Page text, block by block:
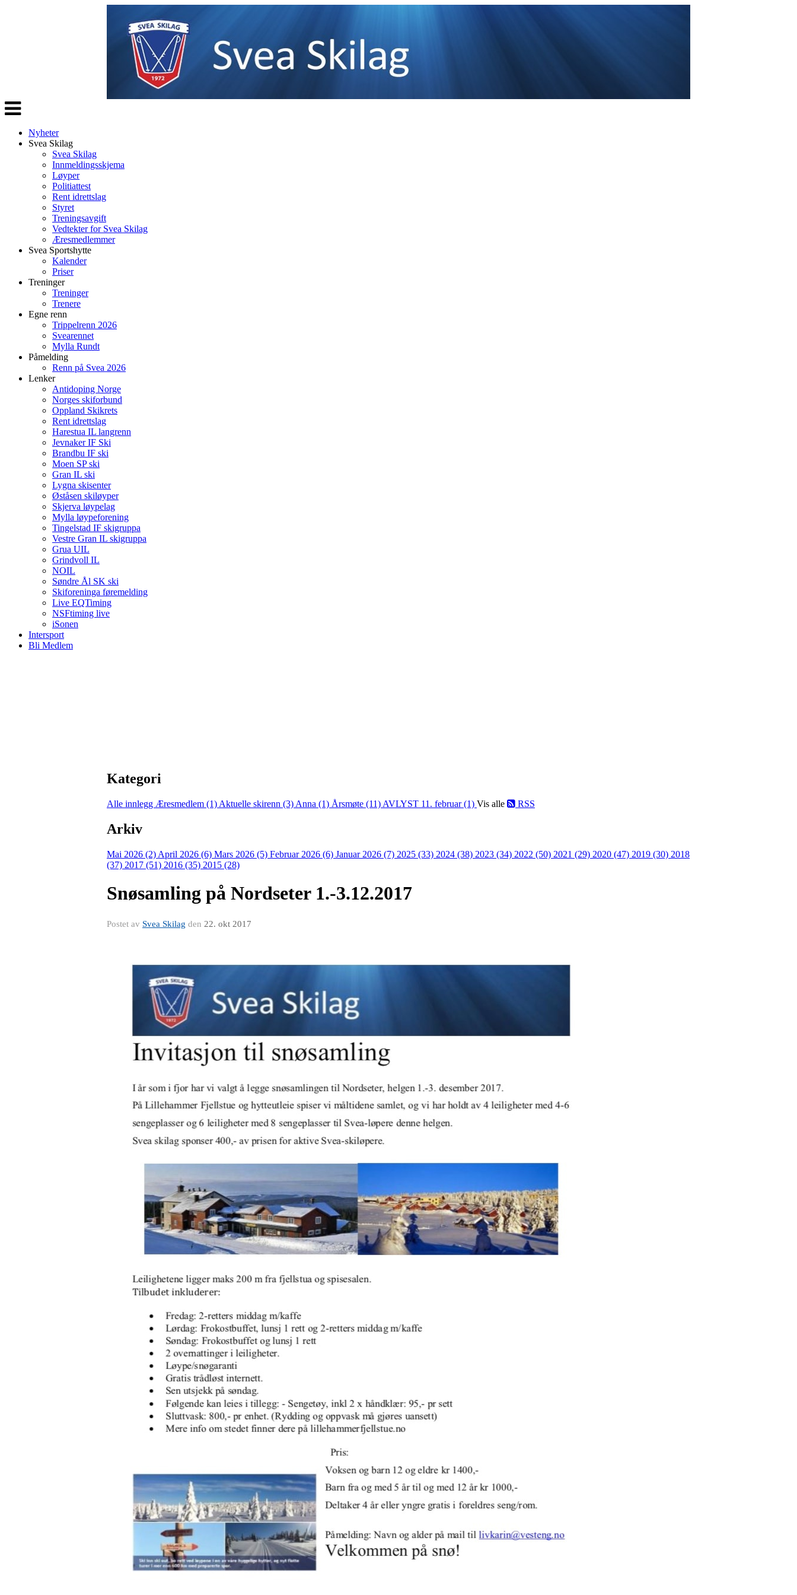
Veksle
navigasjon
Nyheter
Svea Skilag
Svea Skilag
Innmeldingsskjema
Løyper
Politiattest
Rent idrettslag
Styret
Treningsavgift
Vedtekter for Svea Skilag
Æresmedlemmer
Svea Sportshytte
Kalender
Priser
Treninger
Treninger
Trenere
Egne renn
Trippelrenn 2026
Svearennet
Mylla Rundt
Påmelding
Renn på Svea 2026
Lenker
Antidoping Norge
Norges skiforbund
Oppland Skikrets
Rent idrettslag
Harestua IL langrenn
Jevnaker IF Ski
Brandbu IF ski
Moen SP ski
Gran IL ski
Lygna skisenter
Øståsen skiløyper
Skjerva løypelag
Mylla løypeforening
Tingelstad IF skigruppa
Vestre Gran IL skigruppa
Grua UIL
Grindvoll IL
NOIL
Søndre Ål SK ski
Skiforeninga føremelding
Live EQTiming
NSFtiming live
iSonen
Intersport
Bli Medlem
Kategori
Alle innlegg Æresmedlem (1) Aktuelle skirenn (3) Anna (1) Årsmøte (11) AVLYST 11. februar (1) Vis alle RSS
Arkiv
Mai 2026 (2) April 2026 (6) Mars 2026 (5) Februar 2026 (6) Januar 2026 (7) 2025 (33) 2024 (38) 2023 (34) 2022 (50) 2021 (29) 2020 (47) 2019 (30) 2018
(37) 2017 (51) 2016 (35) 2015 (28)
Snøsamling på Nordseter 1.-3.12.2017
Postet av Svea Skilag den 22. okt 2017